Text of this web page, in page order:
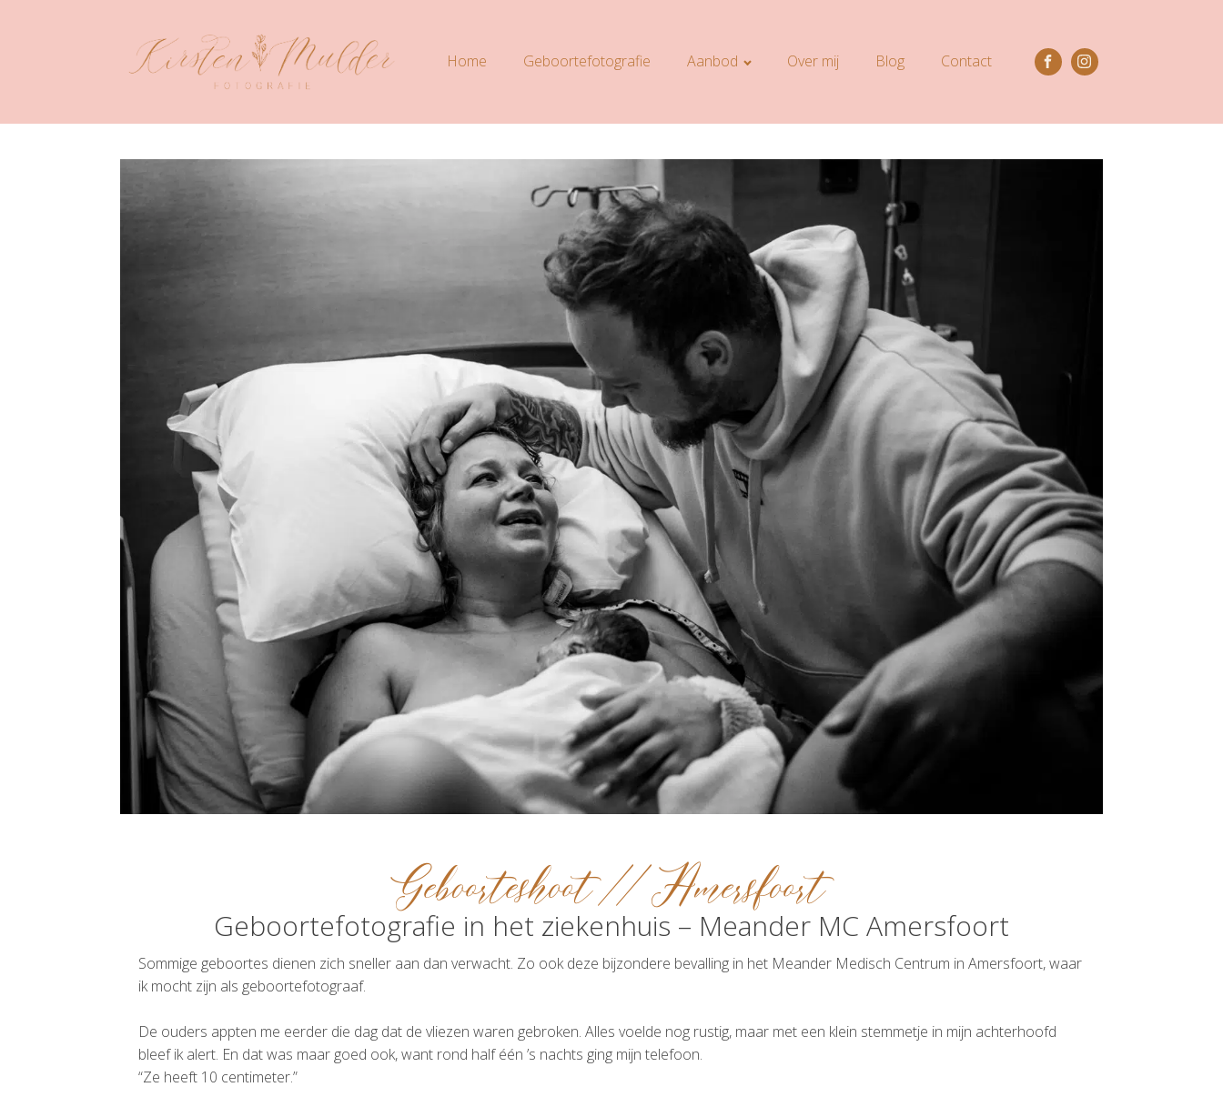
Home Geboortefotografie Aanbod Over mij Blog Contact
Geboorteshoot // Amersfoort
Geboortefotografie in het ziekenhuis – Meander MC Amersfoort
Sommige geboortes dienen zich sneller aan dan verwacht. Zo ook deze bijzondere bevalling in het Meander Medisch Centrum in Amersfoort, waar
ik mocht zijn als geboortefotograaf.
De ouders app­ten me eerder die dag dat de vliezen waren gebroken. Alles voelde nog rustig, maar met een klein stemmetje in mijn achterhoofd
bleef ik alert. En dat was maar goed ook, want rond half één ’s nachts ging mijn telefoon.
“Ze heeft 10 centimeter.”